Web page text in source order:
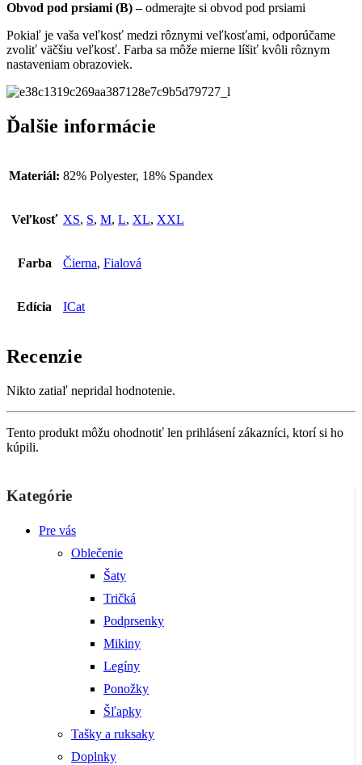
Obvod pod prsiami (B) –odmerajte si obvod pod prsiami
Pokiaľ je vaša veľkosť medzi rôznymi veľkosťami, odporúčame
zvoliť väčšiu veľkosť. Farba sa môže mierne líšiť kvôli rôznym
nastaveniam obrazoviek.
Ďalšie informácie
Materiál: 82% Polyester, 18% Spandex
Veľkosť XS, S, M, L, XL, XXL
Farba Čierna, Fialová
Edícia ICat
Recenzie
Nikto zatiaľ nepridal hodnotenie.
Tento produkt môžu ohodnotiť len prihlásení zákazníci, ktorí si ho
kúpili.
Kategórie
Pre vás
Oblečenie
Šaty
Tričká
Podprsenky
Mikiny
Legíny
Ponožky
Šľapky
Tašky a ruksaky
Doplnky